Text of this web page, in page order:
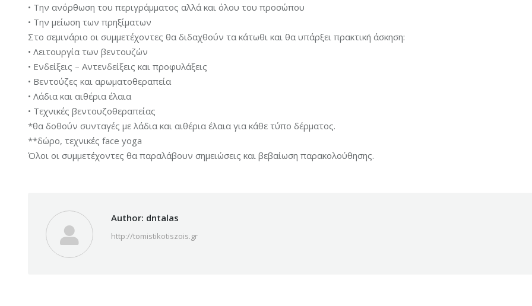
• Την ανόρθωση του περιγράμματος αλλά και όλου του προσώπου
• Την μείωση των πρηξίματων
Στο σεμινάριο οι συμμετέχοντες θα διδαχθούν τα κάτωθι και θα υπάρξει πρακτική άσκηση:
• Λειτουργία των βεντουζών
• Ενδείξεις – Αντενδείξεις και προφυλάξεις
• Βεντούζες και αρωματοθεραπεία
• Λάδια και αιθέρια έλαια
• Τεχνικές βεντουζοθεραπείας
*θα δοθούν συνταγές με λάδια και αιθέρια έλαια για κάθε τύπο δέρματος.
**δώρο, τεχνικές face yoga
Όλοι οι συμμετέχοντες θα παραλάβουν σημειώσεις και βεβαίωση παρακολούθησης.
Author: dntalas
http://tomistikotiszois.gr